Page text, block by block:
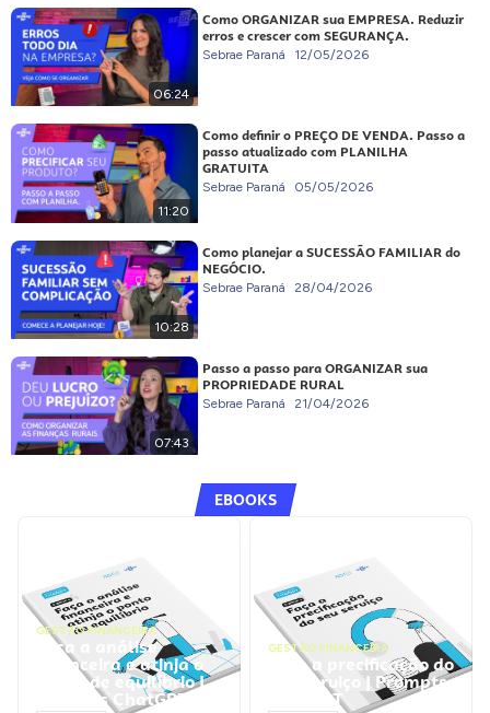
06:24
Como ORGANIZAR sua EMPRESA. Reduzir
erros e crescer com SEGURANÇA.
Sebrae Paraná 12/05/2026
11:20
Como definir o PREÇO DE VENDA. Passo a
passo atualizado com PLANILHA
GRATUITA
Sebrae Paraná 05/05/2026
10:28
Como planejar a SUCESSÃO FAMILIAR do
NEGÓCIO.
Sebrae Paraná 28/04/2026
07:43
Passo a passo para ORGANIZAR sua
PROPRIEDADE RURAL
Sebrae Paraná 21/04/2026
EBOOKS
GESTÃO FINANCEIRA
Faça a análise
financeira e atinja o
ponto de equilíbrio |
Prompts ChatGPT
GESTÃO FINANCEIRA
Faça a precificação do
seu serviço | Prompts
ChatGPT